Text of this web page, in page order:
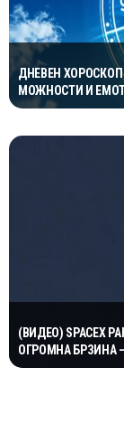
ДНЕВЕН ХОРОСКОП
МОЖНОСТИ И
(ВИДЕО) SPACEX
ОГРОМНА БРЗИНА
ВАЖНИ